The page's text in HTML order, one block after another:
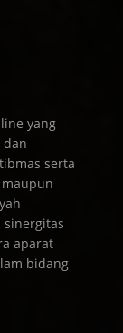
yang
dan
serta
sinergitas
aparat
bidang